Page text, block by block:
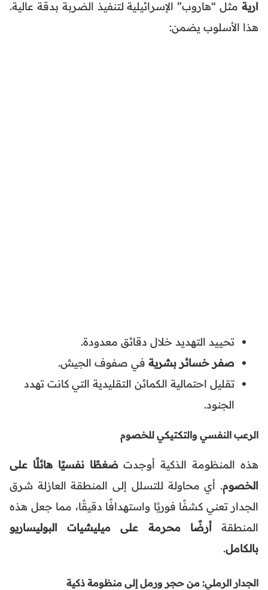
ارية مثل “هاروب” الإسرائيلية لتنفيذ الضربة بدقة عالية.
هذا الأسلوب يضمن:
تحييد التهديد خلال دقائق معدودة.
صفر خسائر بشرية في صفوف الجيش.
تقليل احتمالية الكمائن التقليدية التي كانت تهدد
الجنود.
الرعب النفسي والتكتيكي للخصوم
هذه المنظومة الذكية أوجدت ضغطًا نفسيًا هائلًا على
الخصوم. أي محاولة للتسلل إلى المنطقة العازلة شرق
الجدار تعني كشفًا فوريًا واستهدافًا دقيقًا، مما جعل هذه
المنطقةأرضًا محرمة على ميليشيات البوليساريو
بالكامل.
الجدار الرملي: من حجر ورمل إلى منظومة ذكية